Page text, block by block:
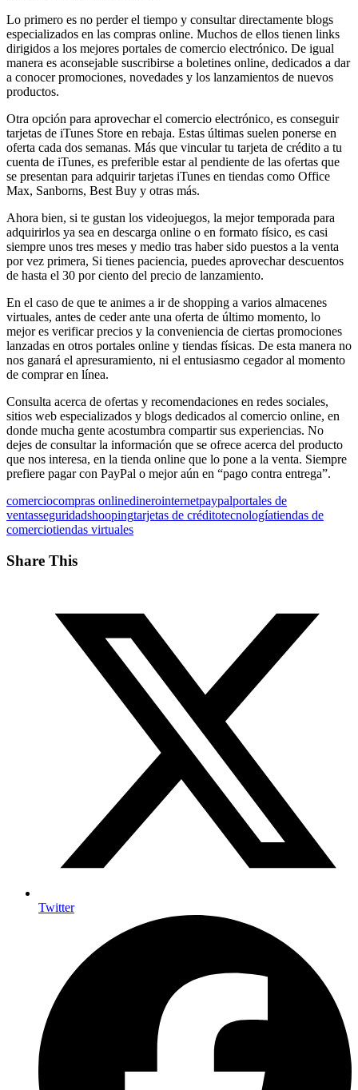
Lo primero es no perder el tiempo y consultar directamente blogs
especializados en las compras online. Muchos de ellos tienen links
dirigidos a los mejores portales de comercio electrónico. De igual
manera es aconsejable suscribirse a boletines online, dedicados a dar
a conocer promociones, novedades y los lanzamientos de nuevos
productos.
Otra opción para aprovechar el comercio electrónico, es conseguir
tarjetas de iTunes Store en rebaja. Estas últimas suelen ponerse en
oferta cada dos semanas. Más que vincular tu tarjeta de crédito a tu
cuenta de iTunes, es preferible estar al pendiente de las ofertas que
se presentan para adquirir tarjetas iTunes en tiendas como Office
Max, Sanborns, Best Buy y otras más.
Ahora bien, si te gustan los videojuegos, la mejor temporada para
adquirirlos ya sea en descarga online o en formato físico, es casi
siempre unos tres meses y medio tras haber sido puestos a la venta
por vez primera, Si tienes paciencia, puedes aprovechar descuentos
de hasta el 30 por ciento del precio de lanzamiento.
En el caso de que te animes a ir de shopping a varios almacenes
virtuales, antes de ceder ante una oferta de último momento, lo
mejor es verificar precios y la conveniencia de ciertas promociones
lanzadas en otros portales online y tiendas físicas. De esta manera no
nos ganará el apresuramiento, ni el entusiasmo cegador al momento
de comprar en línea.
Consulta acerca de ofertas y recomendaciones en redes sociales,
sitios web especializados y blogs dedicados al comercio online, en
donde mucha gente acostumbra compartir sus experiencias. No
dejes de consultar la información que se ofrece acerca del producto
que nos interesa, en la tienda online que lo pone a la venta. Siempre
prefiere pagar con PayPal o mejor aún en “pago contra entrega”.
comerciocompras onlinedinerointernetpaypalportales de
ventasseguridadshoopingtarjetas de créditotecnologíatiendas de
comerciotiendas virtuales
Share This
Twitter